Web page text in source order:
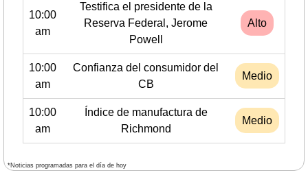
10:00
am
Testifica el presidente de la
Reserva Federal, Jerome
Powell
Alto
10:00
am
Confianza del consumidor del
CB
Medio
10:00
am
Índice de manufactura de
Richmond
Medio
*Noticias programadas para el día de hoy